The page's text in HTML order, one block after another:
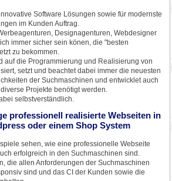
Software Lösungen sowie für modernste
im Kunden Auftrag.
Designagenturen, Webdesigner
immer sicher sein könen, die "besten
zu bekommen.
auf die Programmierung und Realisierung von
setzt und beachtet dabei immer die neuesten
der Suchmaschinen und entwicklet auch
Projekte benötigt werden.
selbstverständlich.
professionell realisierte Webseiten in
oder einem Shop System
sehen, wie eine professionelle Webseite
erfolgreich in den Suchmaschinen sind.
die allen Anforderungen der Suchmaschinen
sind und das CI der Kunden sowie die